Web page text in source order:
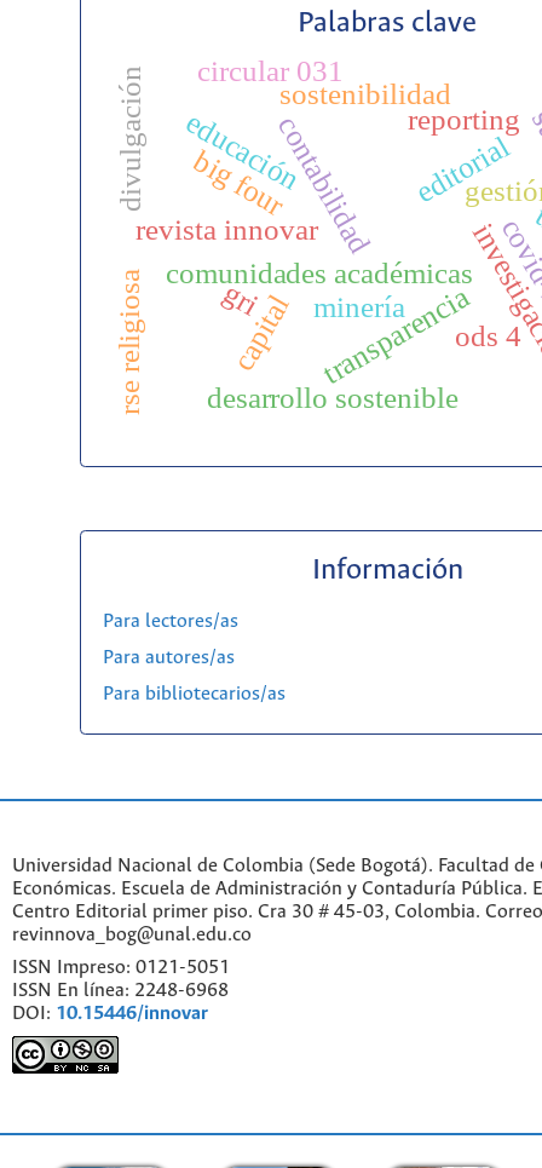
Palabras clave
comunidades académicas
contabilidad
revista innovar
editorial
reporting
sostenibilidad
transparencia
minería
desarrollo sostenible
educación
ods 4
big four
capital
divulgación
gri
rse religiosa
circular 031
Información
Para lectores/as
Para autores/as
Para bibliotecarios/as
Universidad Nacional de Colombia (Sede Bogotá). Facultad de
Económicas. Escuela de Administración y Contaduría Pública.
Centro Editorial primer piso. Cra 30 # 45-03, Colombia.
revinnova_bog@unal.edu.co
ISSN Impreso: 0121-5051
ISSN En línea: 2248-6968
DOI: 10.15446/innovar